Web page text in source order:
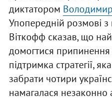
диктатором
Упопередній розмові
Віткофф сказав, що
домогтися припинення
підтримка стратегії,
забрати чотири
намагалася незаконно